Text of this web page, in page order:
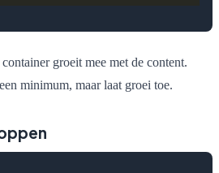
groeit mee met de content.
minimum, maar laat groei toe.